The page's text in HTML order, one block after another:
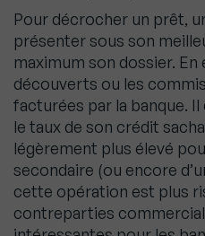
Pour décrocher un prêt,
présenter sous son
maximum son dossier.
découverts ou les
facturées par la banque.
le taux de son crédit
légèrement plus élevé
secondaire (ou encore
cette opération est plus
contreparties